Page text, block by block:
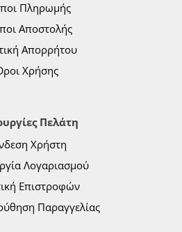
Πληρωμής
Αποστολής
Απορρήτου
Χρήσης
Πελάτη
Χρήστη
Λογαριασμού
Επιστροφών
Παραγγελίας